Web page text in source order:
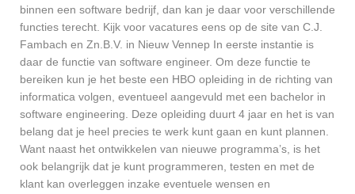
binnen een software bedrijf, dan kan je daar voor verschillende
functies terecht. Kijk voor vacatures eens op de site van C.J.
Fambach en Zn.B.V. in Nieuw Vennep In eerste instantie is
daar de functie van software engineer. Om deze functie te
bereiken kun je het beste een HBO opleiding in de richting van
informatica volgen, eventueel aangevuld met een bachelor in
software engineering. Deze opleiding duurt 4 jaar en het is van
belang dat je heel precies te werk kunt gaan en kunt plannen.
Want naast het ontwikkelen van nieuwe programma’s, is het
ook belangrijk dat je kunt programmeren, testen en met de
klant kan overleggen inzake eventuele wensen en